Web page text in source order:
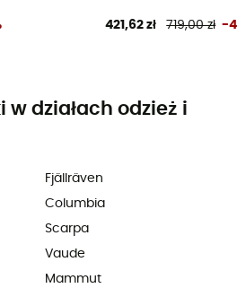
421,62 zł 719,00 zł -
w działach odzież i
Fjällräven
Columbia
Scarpa
Vaude
Mammut